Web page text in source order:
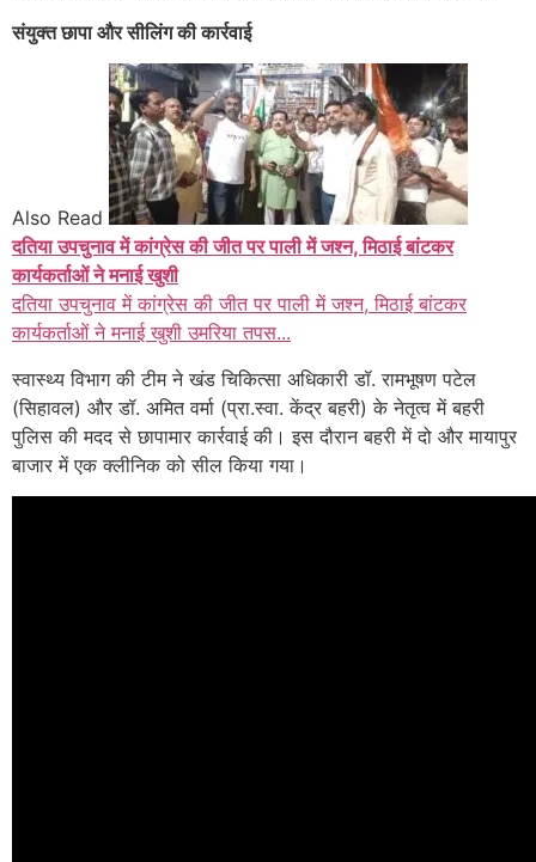
संयुक्त छापा और सीलिंग की कार्रवाई
Also Read
दतिया उपचुनाव में कांग्रेस की जीत पर पाली में जश्न, मिठाई बांटकर
कार्यकर्ताओं ने मनाई खुशी
दतिया उपचुनाव में कांग्रेस की जीत पर पाली में जश्न, मिठाई बांटकर
कार्यकर्ताओं ने मनाई खुशी उमरिया तपस...
स्वास्थ्य विभाग की टीम ने खंड चिकित्सा अधिकारी डॉ. रामभूषण पटेल
(सिहावल) और डॉ. अमित वर्मा (प्रा.स्वा. केंद्र बहरी) के नेतृत्व में बहरी
पुलिस की मदद से छापामार कार्रवाई की। इस दौरान बहरी में दो और मायापुर
बाजार में एक क्लीनिक को सील किया गया।